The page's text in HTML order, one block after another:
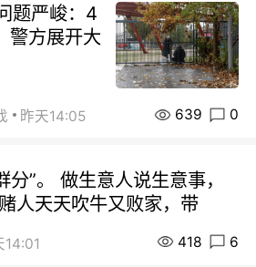
题严峻：4
警方展开大
昨天14:05 639 0
”。 做生意人说生意事，
人天天吹牛又败家，带
14:01 418 6